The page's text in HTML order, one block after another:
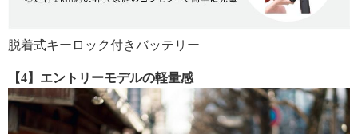
脱着式キーロック付きバッテリー
【4】エントリーモデルの軽量感